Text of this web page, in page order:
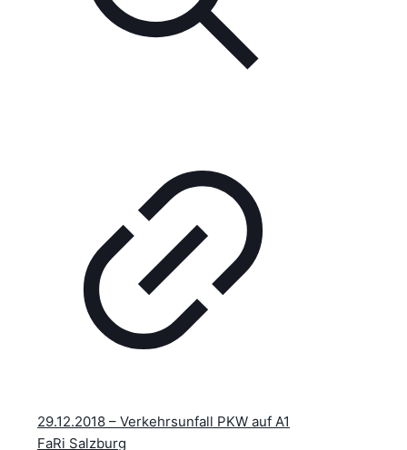
29.12.2018 – Verkehrsunfall PKW auf A1
FaRi Salzburg